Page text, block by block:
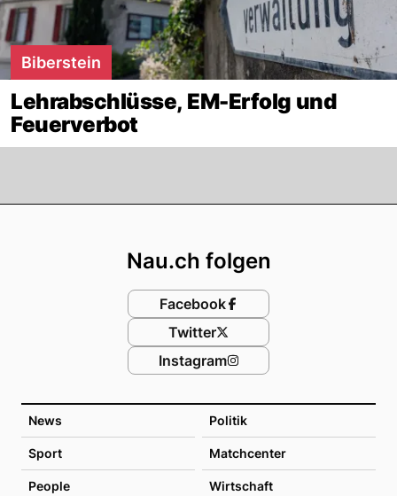
Biberstein
Lehrabschlüsse, EM-Erfolg und
Feuerverbot
News Politik
Sport Matchcenter
People Wirtschaft
Nau.ch folgen
Facebook
Twitter
Instagram